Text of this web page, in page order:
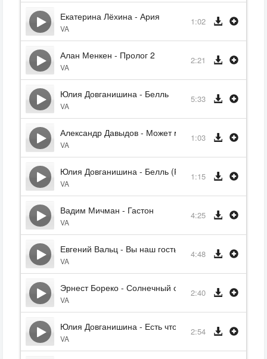
Екатерина Лёхина - Ария
VA
1:02
Алан Менкен - Пролог 2
VA
2:21
Юлия Довганишина - Белль
VA
5:33
Александр Давыдов - Может мгновение длится
VA
1:03
Юлия Довганишина - Белль (Реприза)
VA
1:15
Вадим Мичман - Гастон
VA
4:25
Евгений Вальц - Вы наш гость
VA
4:48
Эрнест Бореко - Солнечный свет
VA
2:40
Юлия Довганишина - Есть что то в нём
VA
2:54